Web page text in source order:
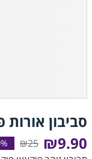
סביבון אורות
₪9.90
₪25